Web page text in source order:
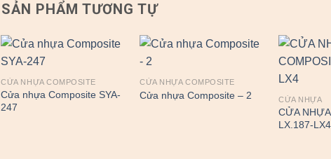
SẢN PHẨM TƯƠNG TỰ
CỬA NHỰA COMPOSITE
Cửa nhựa Composite SYA-
247
CỬA NHỰA COMPOSITE
Cửa nhựa Composite – 2 CỬA NHỰA
CỬA
LX.187-LX4